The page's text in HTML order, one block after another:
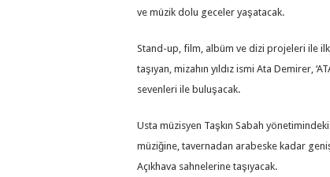
ve müzik dolu geceler yaşatacak.
Stand-up, film, albüm ve dizi projeleri ile
taşıyan, mizahın yıldız ismi Ata Demirer,
sevenleri ile buluşacak.
Usta müzisyen Taşkın Sabah
müziğine, tavernadan arabeske kadar
Açıkhava sahnelerine taşıyacak.